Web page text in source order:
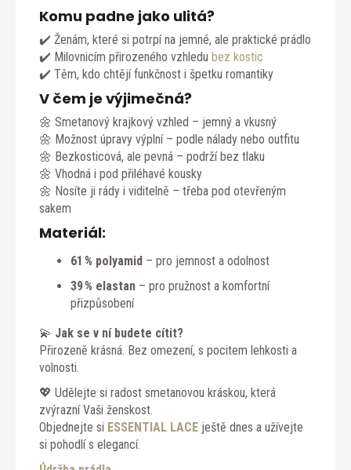
Komu padne jako ulitá?
✔️ Ženám, které si potrpí na jemné, ale praktické prádlo
✔️ Milovnicím přirozeného vzhledu bez kostic
✔️ Těm, kdo chtějí funkčnost i špetku romantiky
V čem je výjimečná?
🌼 Smetanový krajkový vzhled – jemný a vkusný
🌼 Možnost úpravy výplní – podle nálady nebo outfitu
🌼 Bezkosticová, ale pevná – podrží bez tlaku
🌼 Vhodná i pod přiléhavé kousky
🌼 Nosíte ji rády i viditelně – třeba pod otevřeným
sakem
Materiál:
61 % polyamid – pro jemnost a odolnost
39 % elastan – pro pružnost a komfortní
přizpůsobení
💫 Jak se v ní budete cítit?
Přirozeně krásná. Bez omezení, s pocitem lehkosti a
volnosti.
💖 Udělejte si radost smetanovou kráskou, která
zvýrazní Vaši ženskost.
Objednejte si ESSENTIAL LACE ještě dnes a užívejte
si pohodlí s elegancí.